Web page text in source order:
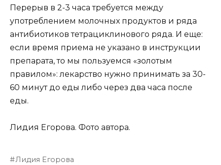
Перерыв в 2-3 часа требуется между
употреблением молочных продуктов и ряда
антибиотиков тетрациклинового ряда. И еще:
если время приема не указано в инструкции
препарата, то мы пользуемся «золотым
правилом»: лекарство нужно принимать за 30-
60 минут до еды либо через два часа после
еды.
Лидия Егорова. Фото автора.
Лидия Егорова